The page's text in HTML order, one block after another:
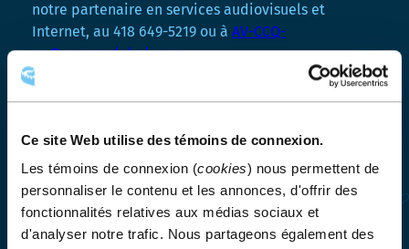
Ce site Web utilise des témoins de connexion.
Les témoins de connexion (cookies) nous permettent de
personnaliser le contenu et les annonces, d'offrir des
fonctionnalités relatives aux médias sociaux et
d'analyser notre trafic. Nous partageons également des
notre partenaire en services audiovisuels et
Internet, au 418 649-5219 ou à AV-CCQ-
ca@encoreglobal.com.